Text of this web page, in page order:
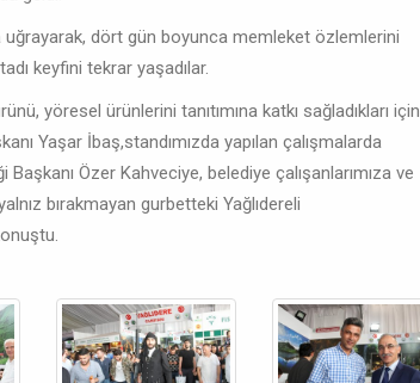
uğrayarak, dört gün boyunca memleket özlemlerini
keyfini tekrar yaşadılar.
yöresel ürünlerini tanıtımına katkı sağladıkları için
Yaşar İbaş,standımızda yapılan çalışmalarda
Özer Kahveciye, belediye çalışanlarımıza ve
bırakmayan gurbetteki Yağlıdereli